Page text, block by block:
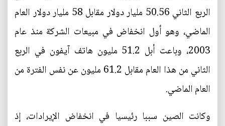
الربع الثاني 50.56 مليار دولار مقابل 58 مليار دولار العام
الماضي، وهو أول انخفاض في مبيعات الشركة منذ عام
2003، وباعت أبل 51.2 مليون هاتف آيفون في الربع
الثاني من هذا العام مقابل 61.2 مليون عن نفس الفترة من
العام الماضي.
وكانت الصين سببا رئيسيا في انخفاض الإيرادات، إذ